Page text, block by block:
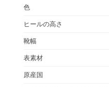
色
ヒールの高さ
靴幅
表素材
原産国